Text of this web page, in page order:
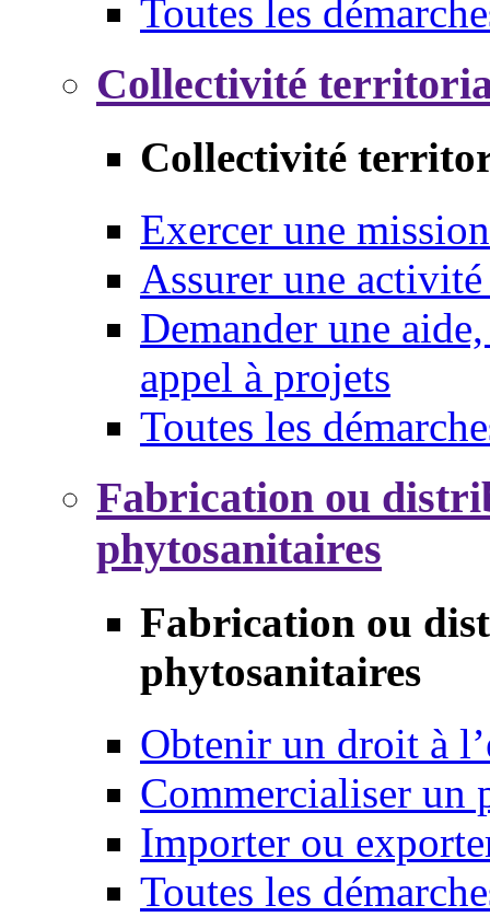
Toutes les
Collectivité
Collectivité
Exercer une mission
Assurer une
Demander une
appel à projets
Toutes les
Fabrication ou
phytosanitaires
Fabrication ou
phytosanitaires
Obtenir un droit à
Commercialiser un
Importer ou
Toutes les